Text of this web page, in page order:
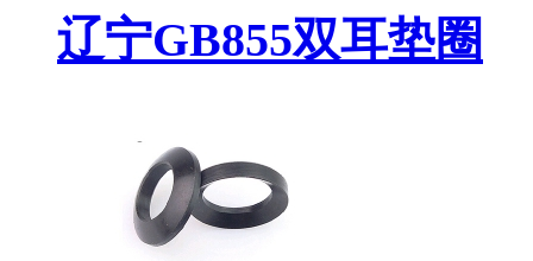
辽宁GB855双耳垫圈